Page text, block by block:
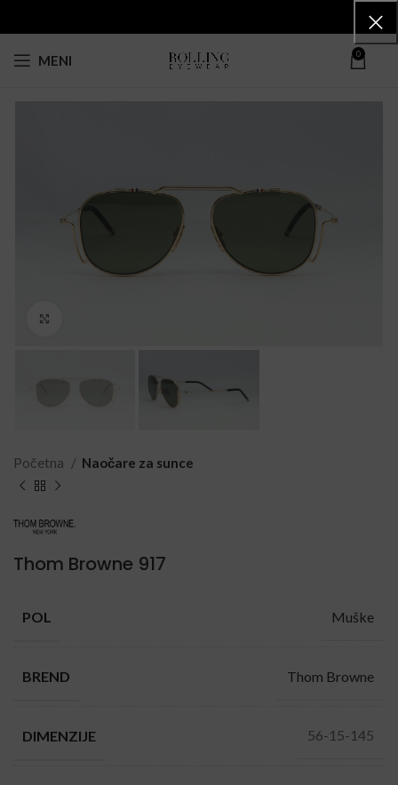
MENI 0
Početna Naočare za sunce
Thom Browne 917
POL Muške
BREND Thom Browne
DIMENZIJE 56-15-145